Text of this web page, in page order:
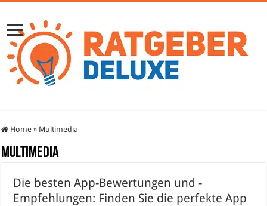
Home » Multimedia
Multimedia
Die besten App-Bewertungen und -
Empfehlungen: Finden Sie die perfekte App